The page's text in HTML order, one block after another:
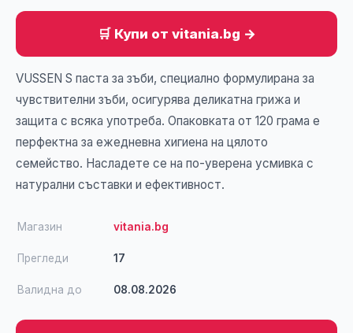
🛒 Купи от vitania.bg →
VUSSEN S паста за зъби, специално формулирана за
чувствителни зъби, осигурява деликатна грижа и
защита с всяка употреба. Опаковката от 120 грама е
перфектна за ежедневна хигиена на цялото
семейство. Насладете се на по-уверена усмивка с
натурални съставки и ефективност.
Магазин vitania.bg
Прегледи 17
Валидна до 08.08.2026